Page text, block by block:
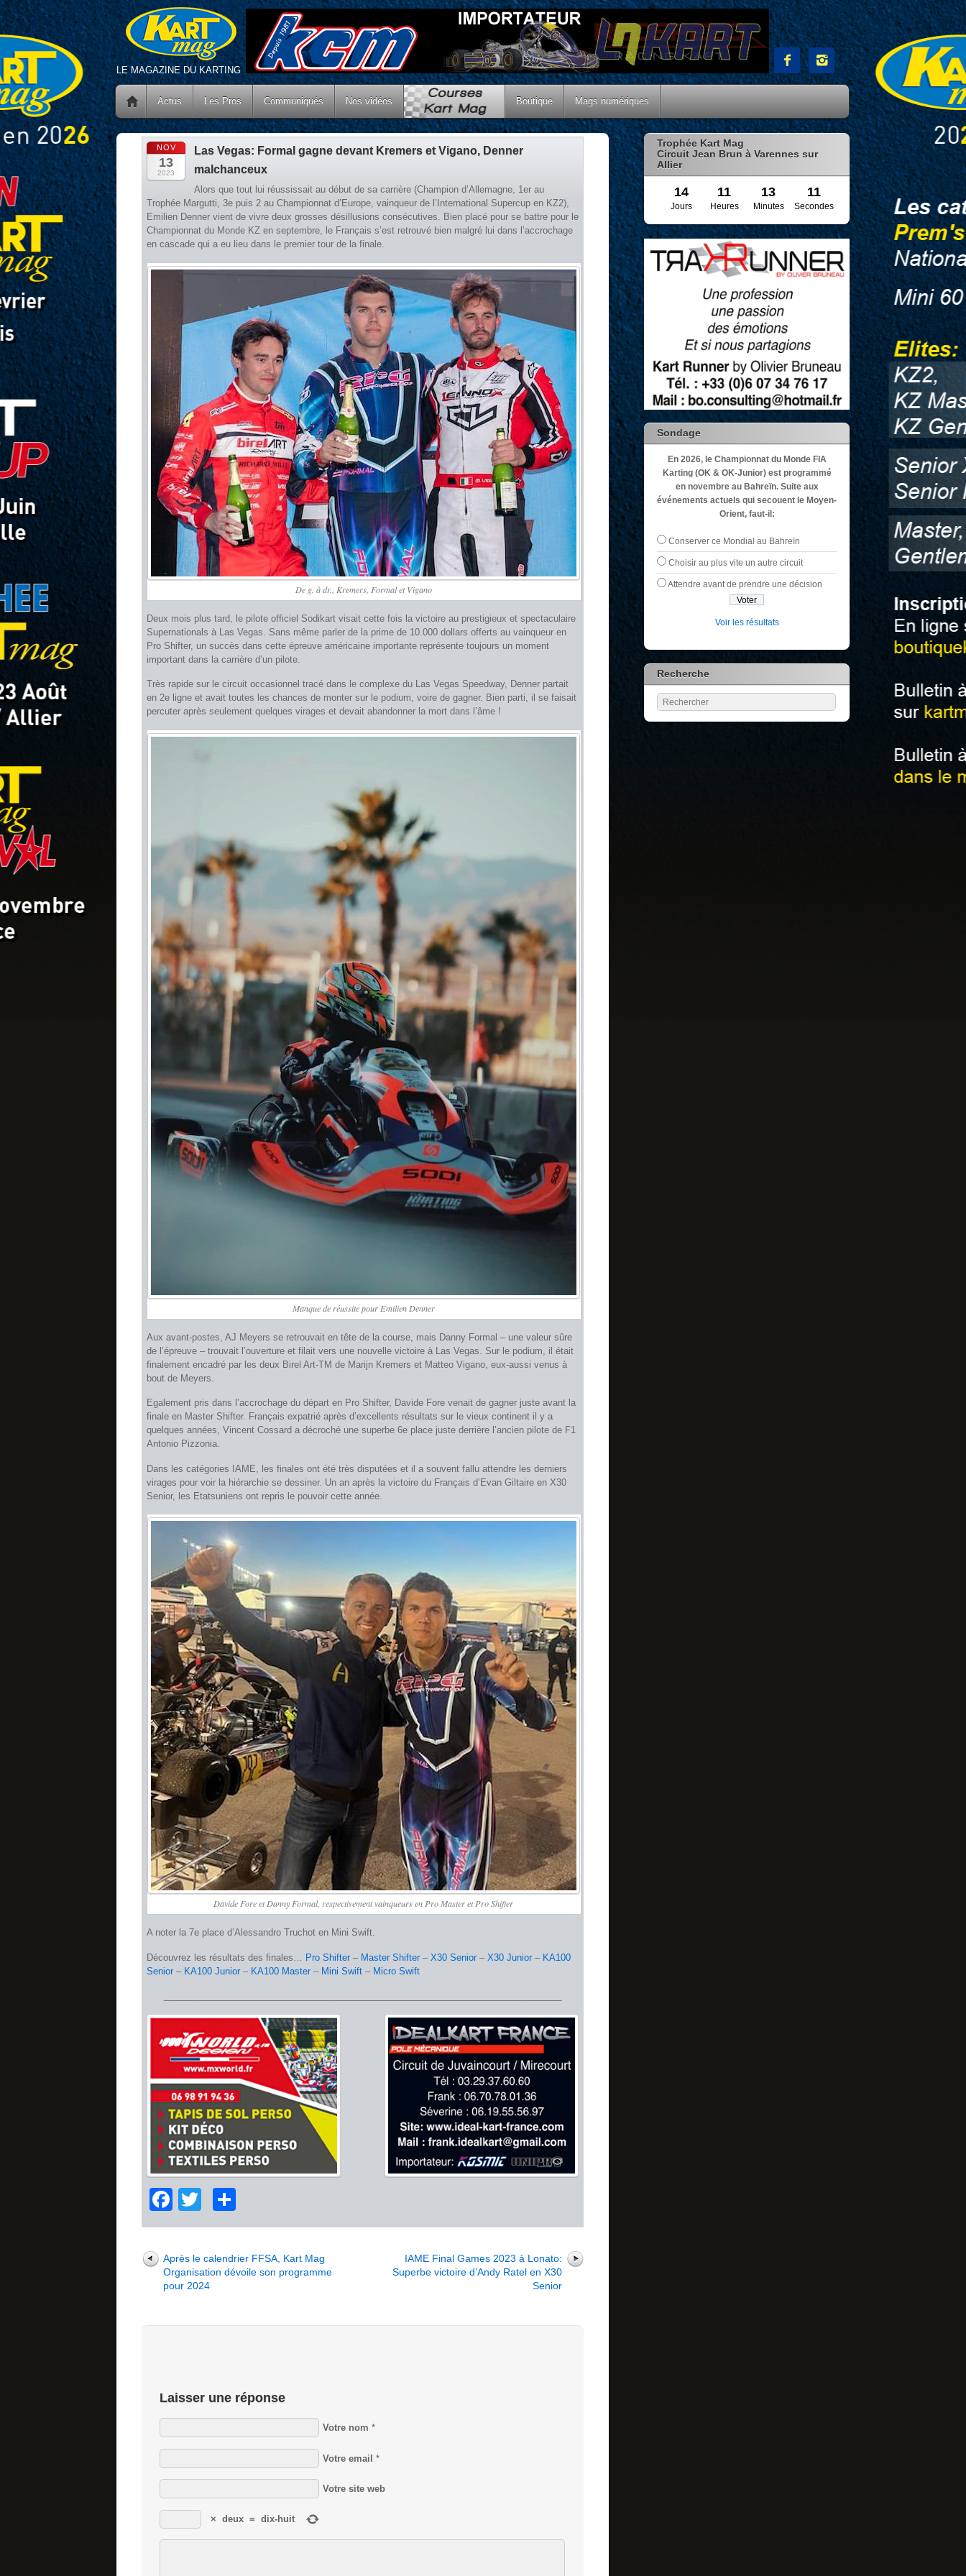
LE MAGAZINE DU KARTING
 
Actus Les Pros Communiqués Nos vidéos Boutique Mags numériques
NOV
13
2023
Las Vegas: Formal gagne devant Kremers et Vigano, Denner
malchanceux
Alors que tout lui réussissait au début de sa carrière (Champion d’Allemagne, 1er au
Trophée Margutti, 3e puis 2 au Championnat d’Europe, vainqueur de l’International Supercup en KZ2),
Emilien Denner vient de vivre deux grosses désillusions consécutives. Bien placé pour se battre pour le
Championnat du Monde KZ en septembre, le Français s’est retrouvé bien malgré lui dans l’accrochage
en cascade qui a eu lieu dans le premier tour de la finale.
De g. à dr., Kremers, Formal et Vigano
Deux mois plus tard, le pilote officiel Sodikart visait cette fois la victoire au prestigieux et spectaculaire
Supernationals à Las Vegas. Sans même parler de la prime de 10.000 dollars offerts au vainqueur en
Pro Shifter, un succès dans cette épreuve américaine importante représente toujours un moment
important dans la carrière d’un pilote.
Très rapide sur le circuit occasionnel tracé dans le complexe du Las Vegas Speedway, Denner partait
en 2e ligne et avait toutes les chances de monter sur le podium, voire de gagner. Bien parti, il se faisait
percuter après seulement quelques virages et devait abandonner la mort dans l’âme !
Manque de réussite pour Emilien Denner
Aux avant-postes, AJ Meyers se retrouvait en tête de la course, mais Danny Formal – une valeur sûre
de l’épreuve – trouvait l’ouverture et filait vers une nouvelle victoire à Las Vegas. Sur le podium, il était
finalement encadré par les deux Birel Art-TM de Marijn Kremers et Matteo Vigano, eux-aussi venus à
bout de Meyers.
Egalement pris dans l’accrochage du départ en Pro Shifter, Davide Fore venait de gagner juste avant la
finale en Master Shifter. Français expatrié après d’excellents résultats sur le vieux continent il y a
quelques années, Vincent Cossard a décroché une superbe 6e place juste derrière l’ancien pilote de F1
Antonio Pizzonia.
Dans les catégories IAME, les finales ont été très disputées et il a souvent fallu attendre les derniers
virages pour voir la hiérarchie se dessiner. Un an après la victoire du Français d’Evan Giltaire en X30
Senior, les Etatsuniens ont repris le pouvoir cette année.
Davide Fore et Danny Formal, respectivement vainqueurs en Pro Master et Pro Shifter
A noter la 7e place d’Alessandro Truchot en Mini Swift.
Découvrez les résultats des finales… Pro Shifter – Master Shifter – X30 Senior – X30 Junior – KA100
Senior – KA100 Junior – KA100 Master – Mini Swift – Micro Swift
Facebook
Twitter
Après le calendrier FFSA, Kart Mag
Organisation dévoile son programme
pour 2024
IAME Final Games 2023 à Lonato:
Superbe victoire d’Andy Ratel en X30
Senior
Laisser une réponse
Votre nom *
Votre email *
Votre site web
× deux = dix-huit
Trophée Kart Mag
Circuit Jean Brun à Varennes sur
Allier
14 11 13 9
Jours Heures Minutes Secondes
Sondage
En 2026, le Championnat du Monde FIA
Karting (OK & OK-Junior) est programmé
en novembre au Bahreïn. Suite aux
événements actuels qui secouent le Moyen-
Orient, faut-il:
Conserver ce Mondial au Bahreïn
Choisir au plus vite un autre circuit
Attendre avant de prendre une décision
Voir les résultats
Recherche